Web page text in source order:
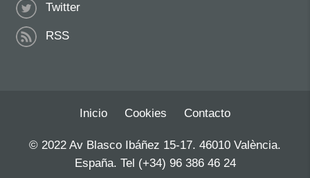
Twitter
RSS
Inicio Cookies Contacto
© 2022 Av Blasco Ibáñez 15-17. 46010 València.
España. Tel (+34) 96 386 46 24